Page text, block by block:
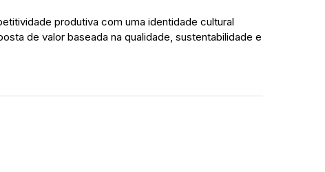
produtiva com uma identidade cultural
de valor baseada na qualidade, sustentabilidade e